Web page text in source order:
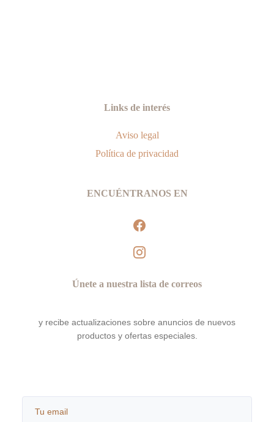
Links de interés
Aviso legal
Política de privacidad
ENCUÉNTRANOS EN
facebook
instagram
Únete a nuestra lista de correos
y recibe actualizaciones sobre anuncios de nuevos
productos y ofertas especiales.